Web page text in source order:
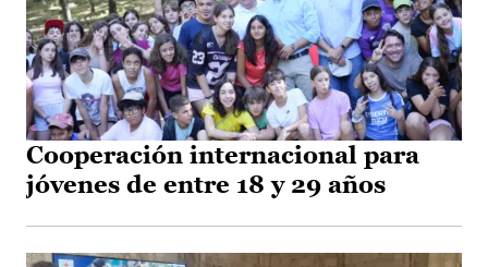
Cooperación internacional para
jóvenes de entre 18 y 29 años